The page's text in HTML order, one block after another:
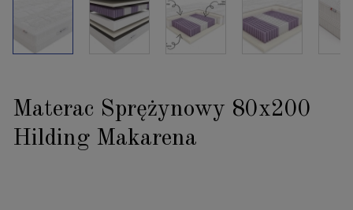
Materac Sprężynowy 80x200
Hilding Makarena